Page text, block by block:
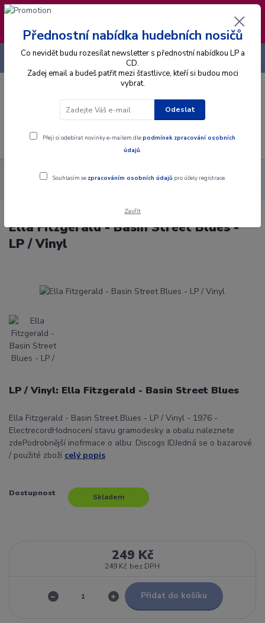
❣️ Od 4.8. do 13.8. čerpám dovolenou. Datum
expedice objednávek se posouvá na pátek
14.8.2026 🐋
Menu
CZK
+420 725 736 293
Alba Gramodesky
Ella Fitzgerald - Basin Street Blues - LP /
Ella Fitzgerald - Basin Street Blues -
LP / Vinyl
LP / Vinyl: Ella Fitzgerald - Basin Street Blues
Ella Fitzgerald - Basin Street Blues - LP / Vinyl - 1976 -
ElectrecordHodnocení stavu gramodesky a obalu naleznete
zdePodrobnější inofrmace o albu: Discogs IDJedná se o bazarové
/ použité zboží celý popis
Dostupnost Skladem
249 Kč
249 Kč bez DPH
Přidat do košíku
Přednostní nabídka hudebních nosičů
Co nevidět budu rozesílat newsletter s přednostní nabídkou LP a
CD.
Zadej email a budeš patřit mezi šťastlivce, kteří si budou moci
vybrat.
Odeslat
Přeji si odebírat novinky e-mailem dlepodmínek zpracování osobních
údajů.
Souhlasím se zpracováním osobních údajů pro účely registrace.
Zavřít